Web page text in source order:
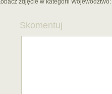
zdjęcie w kategorii Województwo:
Skomentuj